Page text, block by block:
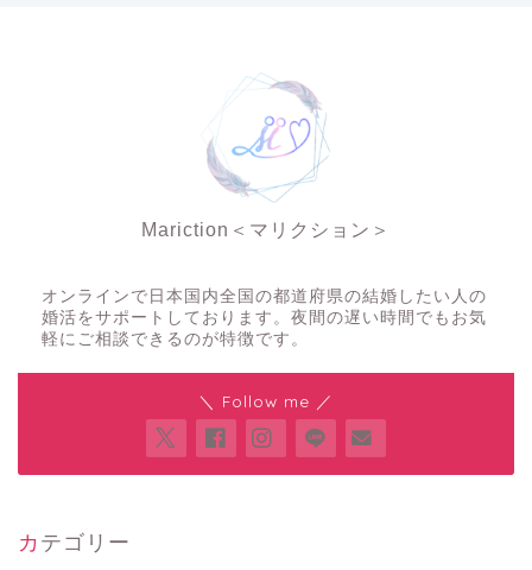
Mariction＜マリクション＞
オンラインで日本国内全国の都道府県の結婚したい人の
婚活をサポートしております。夜間の遅い時間でもお気
軽にご相談できるのが特徴です。
＼ Follow me ／
カテゴリー